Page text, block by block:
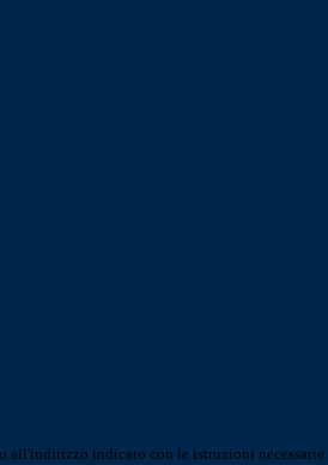
all'indirizzo indicato con le istruzioni necessarie.